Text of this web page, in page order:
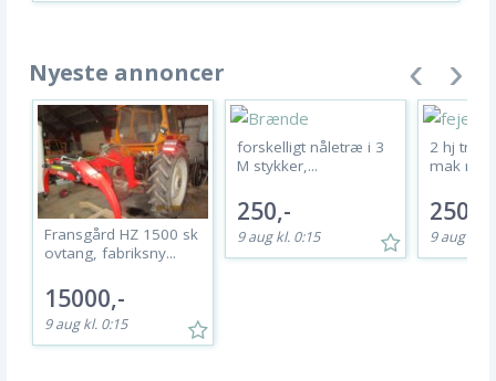
Nyeste annoncer
Fransgård HZ 1500 sk
ovtang, fabriksny...
15000,-
9 aug kl. 0:15
forskelligt nåletræ i 3
M stykker,...
250,-
9 aug kl. 0:15
2 hj
mak
9 aug kl.